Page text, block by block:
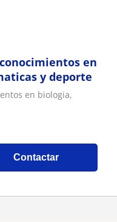
en
y deporte
en biologia,
Contactar